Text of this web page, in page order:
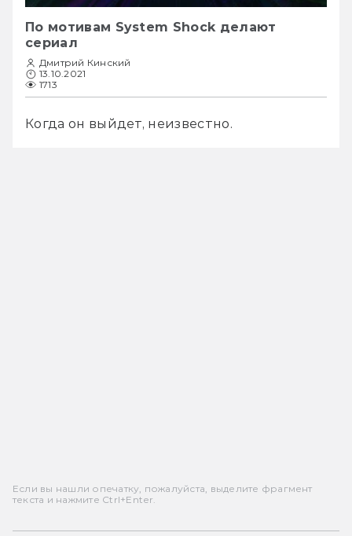
По мотивам System Shock делают
сериал
Дмитрий Кинский
13.10.2021
1713
Когда он выйдет, неизвестно.
Если вы нашли опечатку, пожалуйста, выделите фрагмент
текста и нажмите Ctrl+Enter.